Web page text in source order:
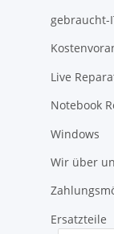
gebraucht-
Live
Notebook
Windows
Wir über
Ersatzteile